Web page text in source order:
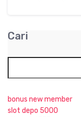
Cari
bonus new member
slot depo 5000